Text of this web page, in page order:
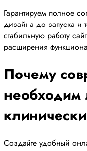
Гарантируем полное
дизайна до запуска и
стабильную работу
расширения
Почему
необходим
Создайте удобный